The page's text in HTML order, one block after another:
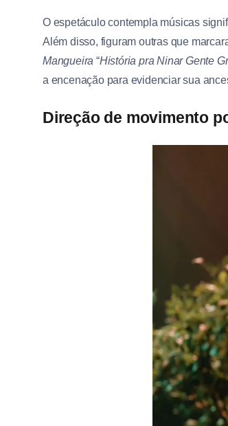
O espetáculo contempla músicas
Além disso, figuram outras que
Mangueira “História pra Ninar Gente
a encenação para evidenciar sua
Direção de movimento